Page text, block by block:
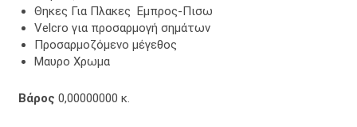
Θηκες Για Πλακες Εμπρος-Πισω
Velcro για προσαρμογή σημάτων
Προσαρμοζόμενο μέγεθος
Μαυρο Χρωμα
Βάρος 0,00000000 κ.